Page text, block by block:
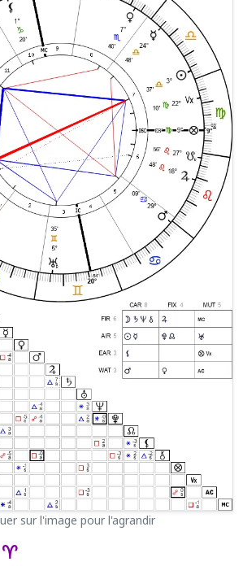
sur l'image pour l'agrandir